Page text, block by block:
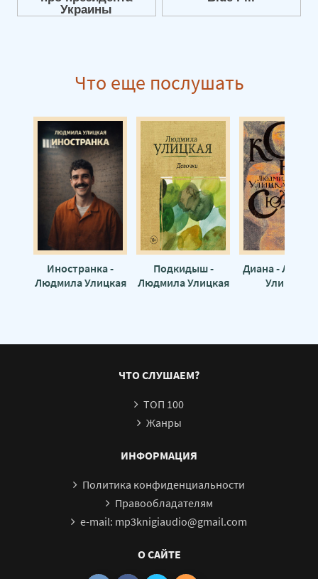
Что еще послушать
Иностранка -
Людмила Улицкая
Подкидыш -
Людмила Улицкая
Диана -
Улицкая
ЧТО СЛУШАЕМ?
ТОП 100
Жанры
ИНФОРМАЦИЯ
Политика конфиденциальности
Правообладателям
e-mail: mp3knigiaudio@gmail.com
О САЙТЕ